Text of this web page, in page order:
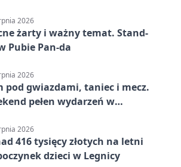
2026
żarty i ważny temat. Stand-
Pubie Pan-da
2026
pod gwiazdami, taniec i mecz.
pełen wydarzeń w
2026
416 tysięcy złotych na letni
dzieci w Legnicy